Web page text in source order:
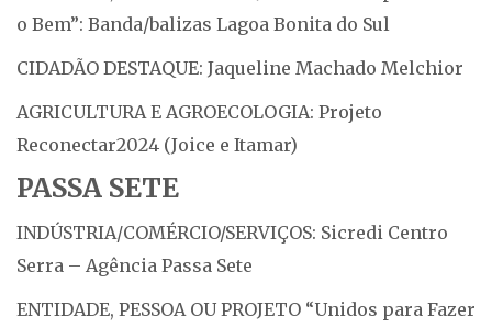
o Bem”: Banda/balizas Lagoa Bonita do Sul
CIDADÃO DESTAQUE: Jaqueline Machado Melchior
AGRICULTURA E AGROECOLOGIA: Projeto
Reconectar2024 (Joice e Itamar)
PASSA SETE
INDÚSTRIA/COMÉRCIO/SERVIÇOS: Sicredi Centro
Serra – Agência Passa Sete
ENTIDADE, PESSOA OU PROJETO “Unidos para Fazer